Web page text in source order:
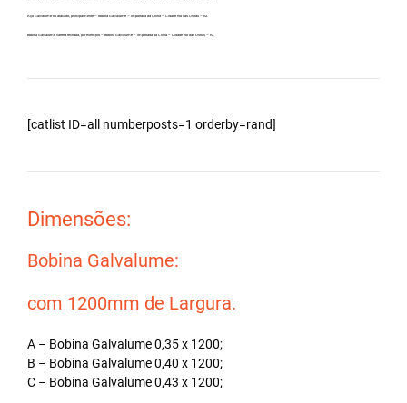
Aço Galvalume no atacado, principalmente – Bobina Galvalume – Importada da China – Cidade Rio das Ostras – RJ.
Bobina Galvalume carreta fechada, por exemplo – Bobina Galvalume – Importada da China – Cidade Rio das Ostras – RJ.
[catlist ID=all numberposts=1 orderby=rand]
Dimensões:
Bobina Galvalume:
com 1200mm de Largura.
A – Bobina Galvalume 0,35 x 1200;
B – Bobina Galvalume 0,40 x 1200;
C – Bobina Galvalume 0,43 x 1200;